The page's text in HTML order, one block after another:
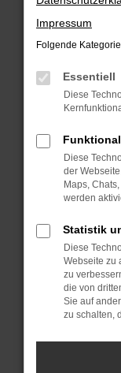
Fehler:
Beim Laden
Hier sind ein
Laden
Manche
können
anderen
Fenster?
Das kann
Probleme
Impressum
Folgende
Essentiell
Diese
Funktional
Diese
der
Maps,
werden
Statistik
Diese
Webseite zu
zu
die von
Sie auf
zu schalten,